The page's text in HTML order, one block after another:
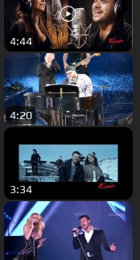
4:44
4:20
3:34